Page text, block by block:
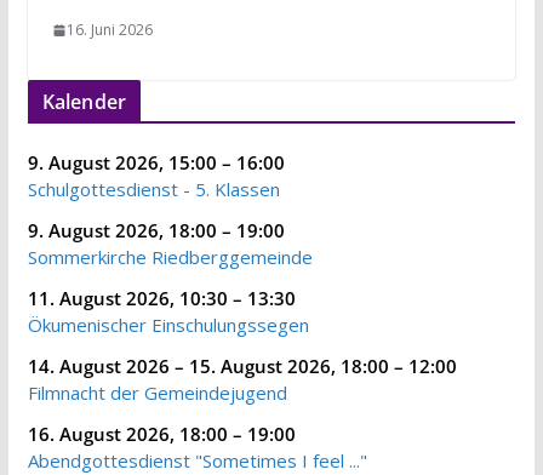
16. Juni 2026
Kalender
9. August 2026, 15:00 – 16:00
Schulgottesdienst - 5. Klassen
9. August 2026, 18:00 – 19:00
Sommerkirche Riedberggemeinde
11. August 2026, 10:30 – 13:30
Ökumenischer Einschulungssegen
14. August 2026 – 15. August 2026, 18:00 – 12:00
Filmnacht der Gemeindejugend
16. August 2026, 18:00 – 19:00
Abendgottesdienst "Sometimes I feel ..."